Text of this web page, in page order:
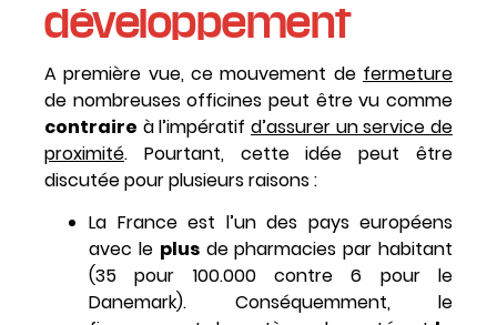
développement
A première vue, ce mouvement de fermeture
de nombreuses officines peut être vu comme
contraire à l’impératif d’assurer un service de
proximité. Pourtant, cette idée peut être
discutée pour plusieurs raisons :
La France est l’un des pays européens
avec le plusde pharmacies par habitant
(35 pour 100.000 contre 6 pour le
Danemark). Conséquemment, le